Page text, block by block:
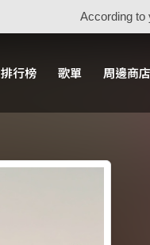
According to
排行榜 歌單 周邊商店